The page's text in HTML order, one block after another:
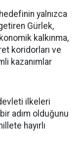
yalnızca
Gürlek,
kalkınma,
koridorları ve
kazanımlar
ilkeleri
adım olduğunu
hayırlı